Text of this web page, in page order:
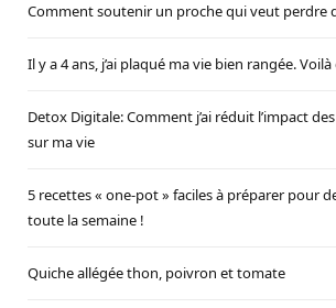
Comment soutenir un proche qui veut perdre
Il y a 4 ans, j’ai plaqué ma vie bien rangée. Voilà
Detox Digitale: Comment j’ai réduit l’impact
sur ma vie
5 recettes « one-pot » faciles à préparer pour
toute la semaine !
Quiche allégée thon, poivron et tomate